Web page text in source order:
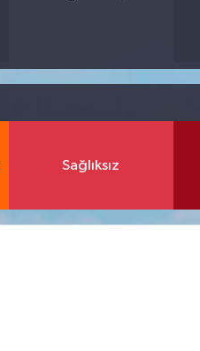
Sağlıksız